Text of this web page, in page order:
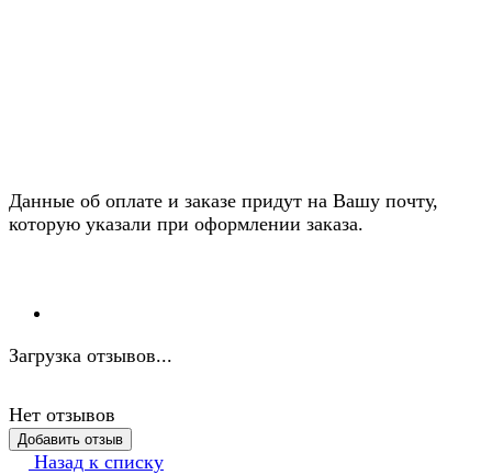
Данные об оплате и заказе придут на Вашу почту,
которую указали при оформлении заказа.
Загрузка отзывов...
Нет отзывов
Добавить отзыв
Назад к списку